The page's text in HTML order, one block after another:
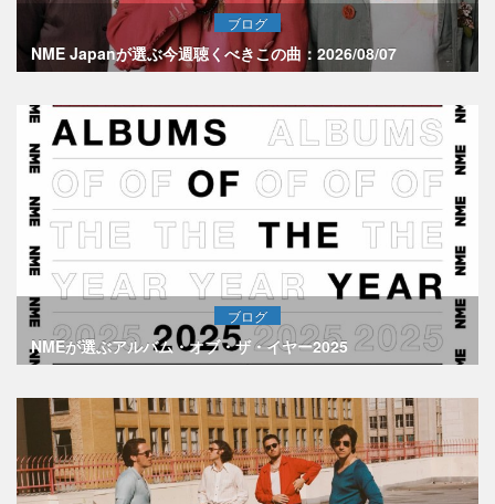
ブログ
NME Japanが選ぶ今週聴くべきこの曲：2026/08/07
ブログ
NMEが選ぶアルバム・オブ・ザ・イヤー2025